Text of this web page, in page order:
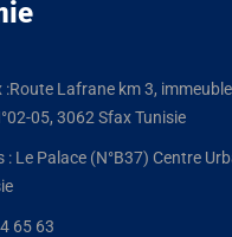
:Route Lafrane km 3,
05, 3062 Sfax Tunisie
: Le Palace (N°B37) Centre
65 63